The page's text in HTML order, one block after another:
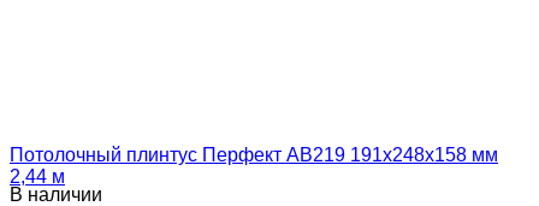
Потолочный плинтус Перфект AB219 191х248х158 мм
2,44 м
В наличии